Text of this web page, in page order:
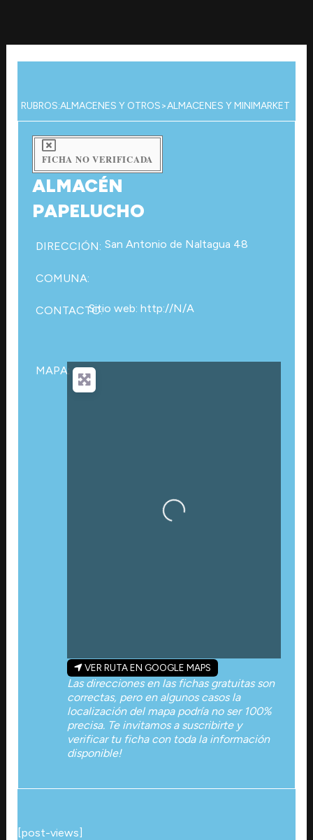
contenido
RUBROS:ALMACENES Y OTROS>ALMACENES Y MINIMARKET
FICHA NO VERIFICADA
ALMACÉN
PAPELUCHO
DIRECCIÓN: San Antonio de Naltagua 48
COMUNA:
CONTACTO:Sitio web: http://N/A
MAPA:
Cargando…
VER RUTA EN GOOGLE MAPS
Las direcciones en las fichas gratuitas son
correctas, pero en algunos casos la
localización del mapa podría no ser 100%
precisa. Te invitamos a suscribirte y
verificar tu ficha con toda la información
disponible!
[post-views]